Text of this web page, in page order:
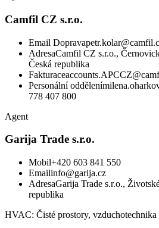
Camfil CZ s.r.o.
Email Doprava
AdresaCamfil CZ s.r.o.,
Česká republika
Fakturace
Personální oddělení
778 407 800
Agent
Garija Trade s.r.o.
Mobil+420 603 841 550
Emailinfo@garija.cz
AdresaGarija Trade s.r.o.,
republika
HVAC: Čisté prostory,